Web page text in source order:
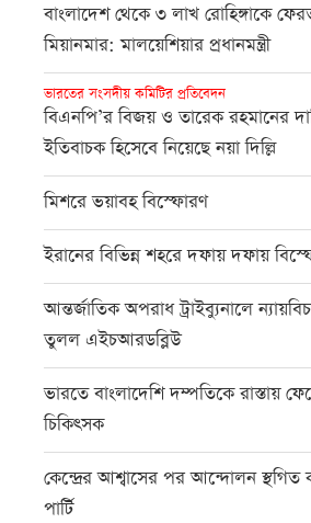
বাংলাদেশ থেকে ৩ লাখ রোহিঙ্গাকে
মিয়ানমার: মালয়েশিয়ার প্রধানমন্ত্রী
ভারতের সংসদীয় কমিটির প্রতিবেদন
বিএনপি’র বিজয় ও তারেক রহমানের
ইতিবাচক হিসেবে নিয়েছে নয়া দিল্লি
মিশরে ভয়াবহ বিস্ফোরণ
ইরানের বিভিন্ন শহরে দফায় দফায়
আন্তর্জাতিক অপরাধ ট্রাইব্যুনালে
তুলল এইচআরডব্লিউ
ভারতে বাংলাদেশি দম্পতিকে রাস্তায়
চিকিৎসক
কেন্দ্রের আশ্বাসের পর আন্দোলন
পার্টি